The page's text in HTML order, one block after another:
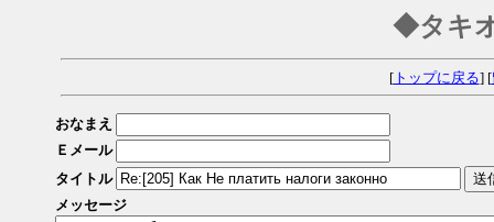
◆タキ
[トップに戻る] [
おなまえ
Ｅメール
タイトル
メッセージ